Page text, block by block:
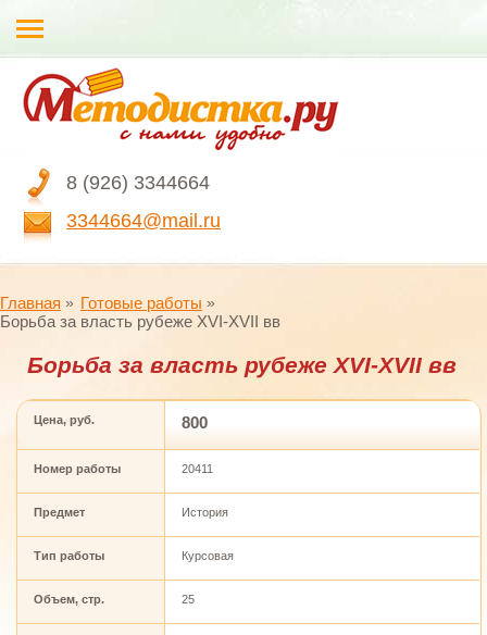
8 (926) 3344664
3344664@mail.ru
Главная
Готовые работы
Борьба за власть рубеже XVI-XVII вв
Борьба за власть рубеже XVI-XVII вв
Цена, руб. 800
Номер работы 20411
Предмет История
Тип работы Курсовая
Объем, стр. 25